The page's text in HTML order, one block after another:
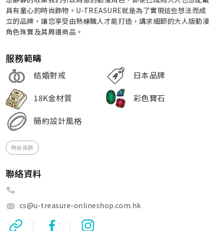
具有童心的時尚飾物。U-TREASURE就是為了實現這些想法而成
立的品牌，讓您享受由熟練職人才能打造，講求細節的大人版動漫
角色珠寶及其周邊商品。
服務範疇
結婚對戒
日本品牌
18K金材質
彩色寶石
簡約設計風格
時尚首飾
聯絡資料
cs@u-treasure-onlineshop.com.hk
| |